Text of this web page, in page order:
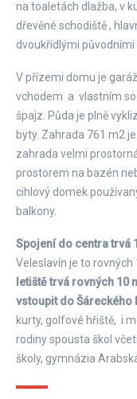
na toaletách dlažba, v
dřevěné schodiště ,
dvoukřídlými
V přízemi domu je
vchodem a vlastním
špajz. Půda je plně
byty. Zahrada 761 m2
zahrada velmi
prostorem na bazén
cihlový domek
balkony.
Spojení do centra trvá
Veleslavín je to
letiště trvá rovných 10
vstoupit do Šáreckého
kurty, golfové hřiště, i
rodiny spousta škol
školy, gymnázia